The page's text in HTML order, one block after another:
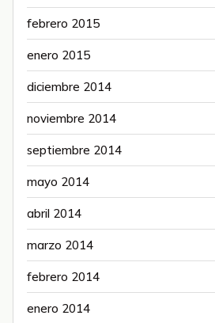
febrero 2015
enero 2015
diciembre 2014
noviembre 2014
septiembre 2014
mayo 2014
abril 2014
marzo 2014
febrero 2014
enero 2014